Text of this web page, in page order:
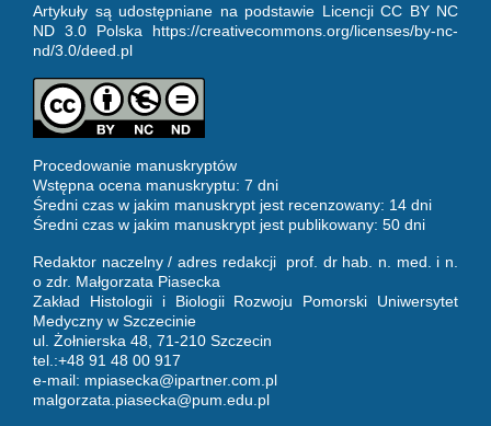
Artykuły są udostępniane na podstawie Licencji CC BY NC
ND 3.0 Polska https://creativecommons.org/licenses/by-nc-
nd/3.0/deed.pl
Procedowanie manuskryptów
Wstępna ocena manuskryptu: 7 dni
Średni czas w jakim manuskrypt jest recenzowany: 14 dni
Średni czas w jakim manuskrypt jest publikowany: 50 dni
Redaktor naczelny / adres redakcji prof. dr hab. n. med. i n.
o zdr. Małgorzata Piasecka
Zakład Histologii i Biologii Rozwoju Pomorski Uniwersytet
Medyczny w Szczecinie
ul. Żołnierska 48, 71-210 Szczecin
tel.:+48 91 48 00 917
e-mail: mpiasecka@ipartner.com.pl
malgorzata.piasecka@pum.edu.pl